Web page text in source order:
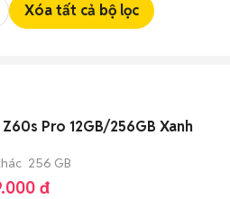
Xóa tất cả bộ lọc
Pro 12GB/256GB Xanh
256 GB
đ